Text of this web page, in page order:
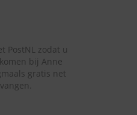
PostNL zodat u
bij Anne
gratis net